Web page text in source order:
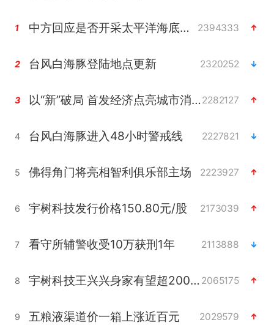
1 中方回应是否开采太平洋海底稀土资源 2394333
2 台风白海豚登陆地点更新 2320252
3 以“新”破局 首发经济点亮城市消费活力2282127
4 台风白海豚进入48小时警戒线 2227821
5 佛得角门将亮相智利俱乐部主场 2223927
6 宇树科技发行价格150.80元/股 2173039
7 看守所辅警收受10万获刑1年 2113888
8 宇树科技王兴兴身家有望超200亿元 2065175
9 五粮液渠道价一箱上涨近百元 2029579